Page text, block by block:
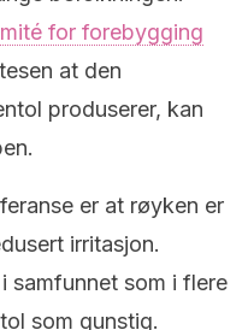
for forebygging
at den
produserer, kan
er at røyken er
irritasjon.
samfunnet som i flere
som gunstig.